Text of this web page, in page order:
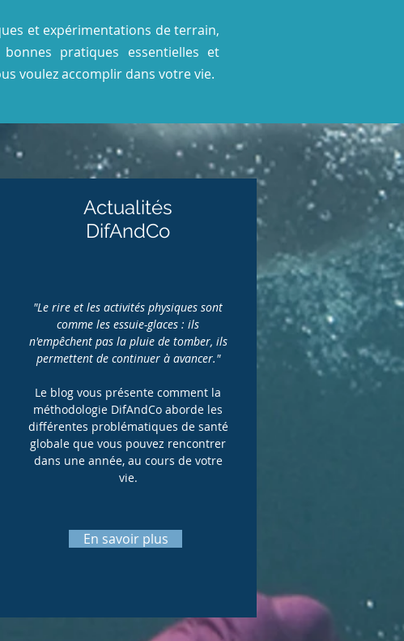
et expérimentations de terrain,
pratiques essentielles et
voulez accomplir dans votre vie.
Actualités
DifAndCo
"Le rire et les activités physiques sont
comme les essuie-glaces : ils
n'empêchent pas la pluie de tomber, ils
permettent de continuer à avancer."
Le blog vous présente comment la
méthodologie DifAndCo aborde les
différentes problématiques de santé
globale que vous pouvez rencontrer
dans une année, au cours de votre
vie.
En savoir plus